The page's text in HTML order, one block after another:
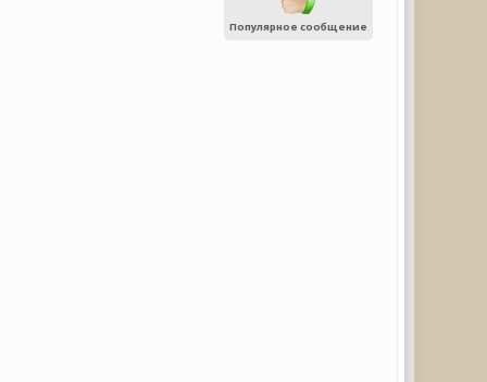
Популярное сообщение